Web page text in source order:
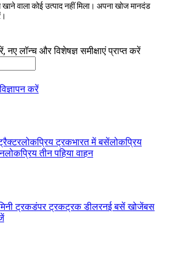
वाला कोई उत्पाद नहीं मिला। अपना खोज मानदंड
नए लॉन्च और विशेषज्ञ समीक्षाएं प्राप्त करें
करें
लोकप्रिय ट्रकभारत में बसेंलोकप्रिय
लोकप्रिय तीन पहिया वाहन
ट्रकडंपर ट्रकट्रक डीलरनई बसें खोजेंबस